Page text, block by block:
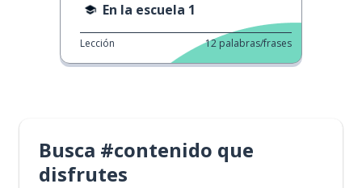
En la escuela 1
Lección 12 palabras/frases
Busca #contenido que
disfrutes